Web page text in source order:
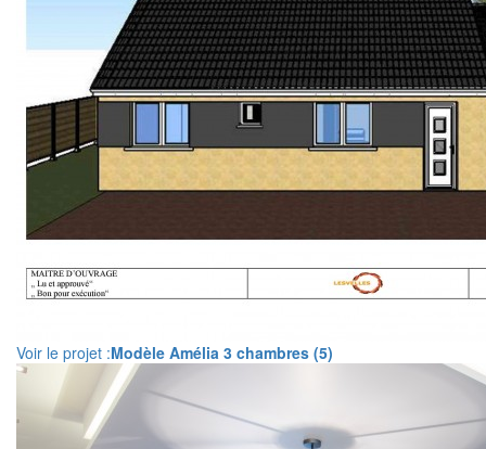
Voir le projet :Modèle Amélia 3 chambres (5)